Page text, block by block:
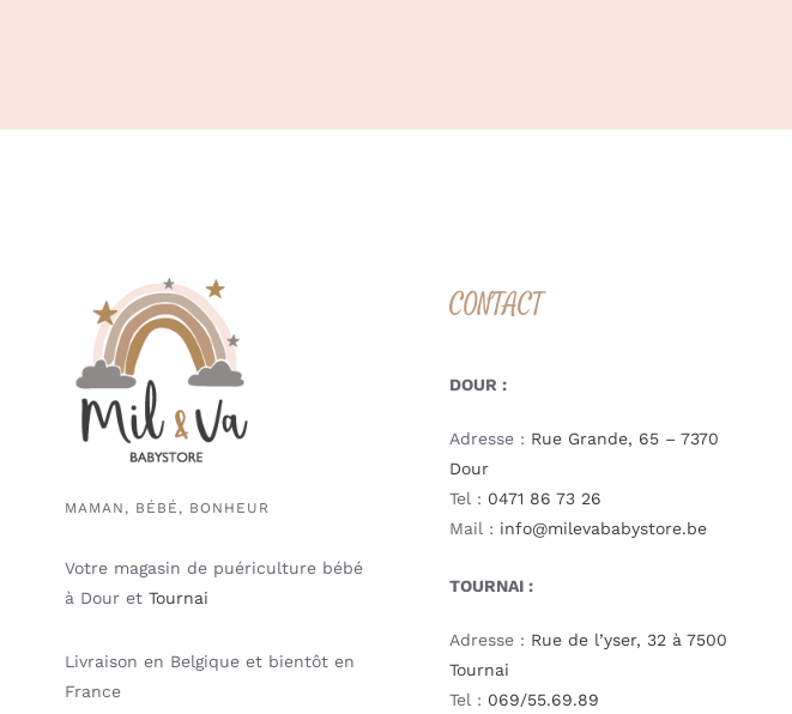
MAMAN, BÉBÉ, BONHEUR
Votre magasin de puériculture bébé
à Dour et Tournai
Livraison en Belgique et bientôt en
France
CONTACT
DOUR :
Adresse : Rue Grande, 65 – 7370
Dour
Tel : 0471 86 73 26
Mail : info@milevababystore.be
TOURNAI :
Adresse : Rue de l’yser, 32 à 7500
Tournai
Tel : 069/55.69.89